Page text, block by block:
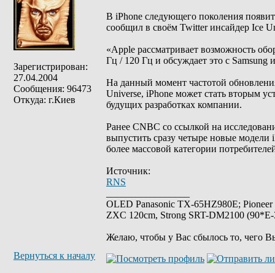
Зарегистрирован:
27.04.2004
Сообщения: 96473
Откуда: г.Киев
В iPhone следующего поколения
сообщил в своём Twitter инсайдер Ice
«Apple рассматривает возможность
Гц / 120 Гц и обсуждает это с
На данный момент частотой
Universe, iPhone может стать вторым
будущих разработках компании.
Ранее CNBC со ссылкой на
выпустить сразу четыре новые модели
более массовой категории
Источник:
RNS
OLED Panasonic TX-65HZ980E;
ZXC 120cm, Strong SRT-DM2100
Желаю, чтобы у Вас сбылось то, чего
Вернуться к началу